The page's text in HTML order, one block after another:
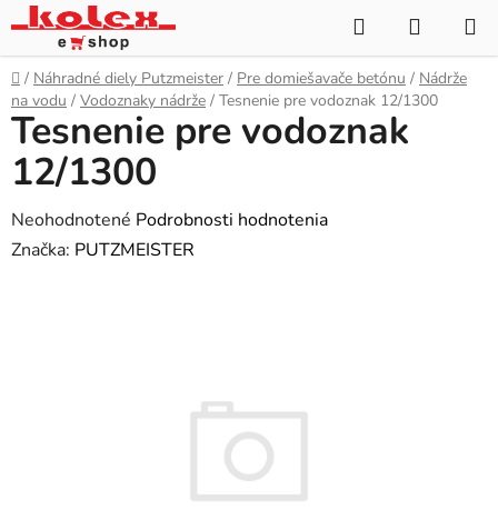
Prejsť
na
obsah
Hľadať
KOŠÍK
Domov
/ Náhradné diely Putzmeister / Pre domiešavače betónu / Nádrže
na vodu / Vodoznaky nádrže / Tesnenie pre vodoznak 12/1300
Tesnenie pre vodoznak
12/1300
Priemerné
hodnotenie
Neohodnotené Podrobnosti hodnotenia
Značka: PUTZMEISTER